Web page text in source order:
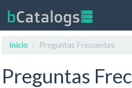
Inicio
Preguntas Frecuentes
Preguntas